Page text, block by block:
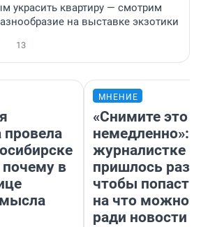
украсить квартиру — смотрим
на выставке экзотики
13
почему в
МНЕНИЕ
«Снимите это
немедленно»:
журналистке
пришлось
чтобы попасть
на что можно
ради новости